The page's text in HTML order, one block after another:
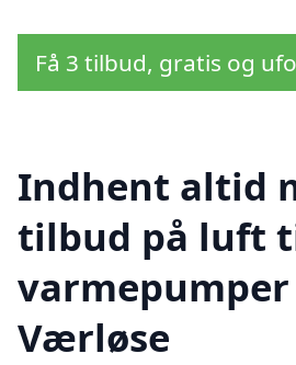
Få 3 tilbud, gratis og
Indhent altid
tilbud på luft
Værløse